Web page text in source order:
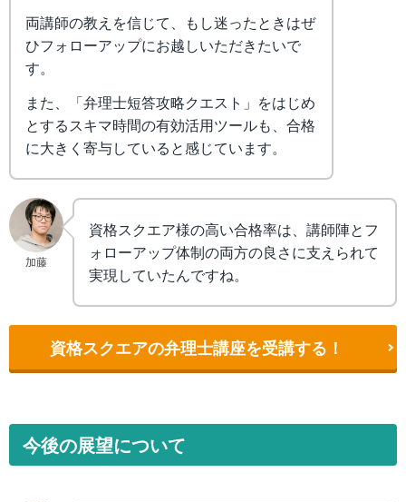
両講師の教えを信じて、もし迷ったときはぜ
ひフォローアップにお越しいただきたいで
す。
また、「弁理士短答攻略クエスト」をはじめ
とするスキマ時間の有効活用ツールも、合格
に大きく寄与していると感じています。
加藤
資格スクエア様の高い合格率は、講師陣とフ
ォローアップ体制の両方の良さに支えられて
実現していたんですね。
資格スクエアの弁理士講座を受講する！
今後の展望について